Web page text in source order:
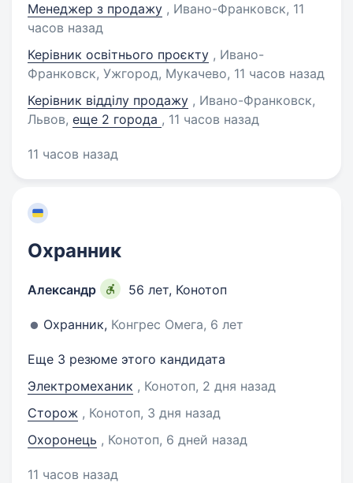
Менеджер з продажу , Ивано-Франковск, 11
часов назад
Керівник освітнього проєкту , Ивано-
Франковск, Ужгород, Мукачево, 11 часов назад
Керівник відділу продажу , Ивано-Франковск,
Львов, еще 2 города , 11 часов назад
11 часов назад
Охранник
Александр 56 лет, Конотоп
Охранник, Конгрес Омега, 6 лет
Еще 3 резюме этого кандидата
Электромеханик , Конотоп, 2 дня назад
Сторож , Конотоп, 3 дня назад
Охоронець , Конотоп, 6 дней назад
11 часов назад